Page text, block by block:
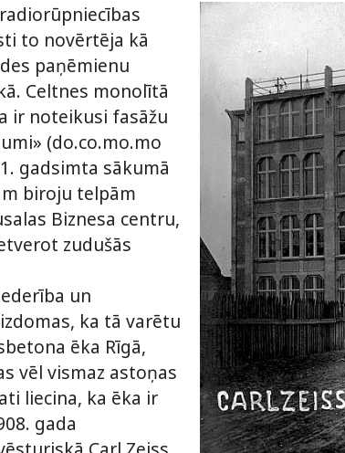
to novērtēja kā
paņēmienu
Celtnes monolītā
ir noteikusi fasāžu
(do.co.mo.mo
gadsimta sākumā
biroju telpām
Biznesa centru,
zudušās
un
ka tā varētu
ēka Rīgā,
vēl vismaz astoņas
liecina, ka ēka ir
gada